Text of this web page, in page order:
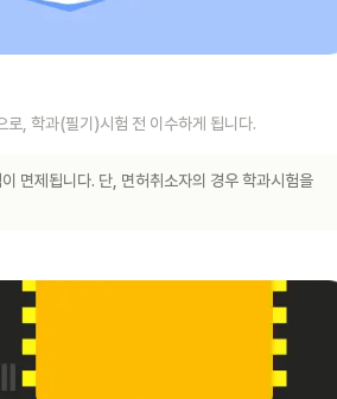
로, 학과(필기)시험 전 이수하게 됩니다.
면제됩니다. 단, 면허취소자의 경우 학과시험을